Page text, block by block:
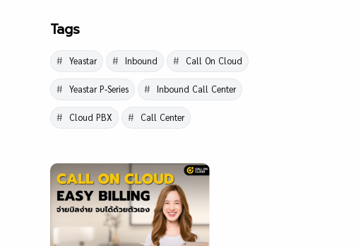
Tags
Yeastar Inbound Call On Cloud
Yeastar P-Series Inbound Call Center
Cloud PBX Call Center